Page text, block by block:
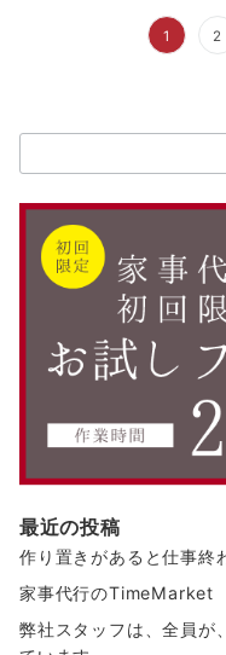
ゲ
ー
シ
1 2
索：
最近の投稿
作り置きがあると仕事終
家事代行のTimeMarket
弊社スタッフは、全員が